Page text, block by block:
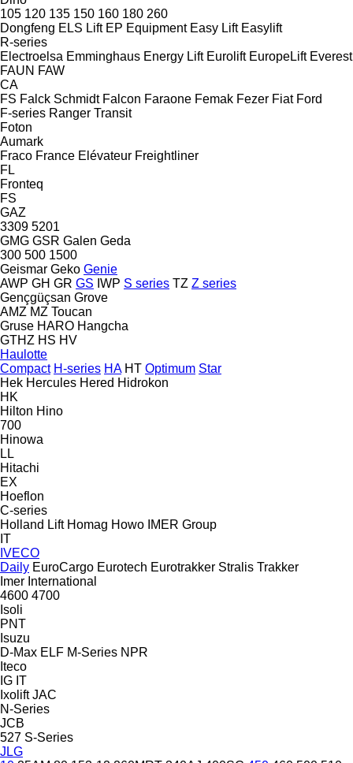
105 120 135 150 160 180 260
Dongfeng ELS Lift EP Equipment Easy Lift Easylift
R-series
Electroelsa Emminghaus Energy Lift Eurolift EuropeLift Everest
FAUN FAW
CA
FS Falck Schmidt Falcon Faraone Femak Fezer Fiat Ford
F-series Ranger Transit
Foton
Aumark
Fraco France Elévateur Freightliner
FL
Fronteq
FS
GAZ
3309 5201
GMG GSR Galen Geda
300 500 1500
Geismar Geko Genie
AWP GH GR GS IWP S series TZ Z series
Gençgüçsan Grove
AMZ MZ Toucan
Gruse HARO Hangcha
GTHZ HS HV
Haulotte
Compact H-series HA HT Optimum Star
Hek Hercules Hered Hidrokon
HK
Hilton Hino
700
Hinowa
LL
Hitachi
EX
Hoeflon
C-series
Holland Lift Homag Howo IMER Group
IT
IVECO
Daily EuroCargo Eurotech Eurotrakker Stralis Trakker
Imer International
4600 4700
Isoli
PNT
Isuzu
D-Max ELF M-Series NPR
Iteco
IG IT
Ixolift JAC
N-Series
JCB
527 S-Series
JLG